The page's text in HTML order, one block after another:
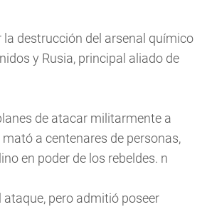
la destrucción del arsenal químico
y Rusia, principal aliado de
de atacar militarmente a
a centenares de personas,
en poder de los rebeldes. n
pero admitió poseer